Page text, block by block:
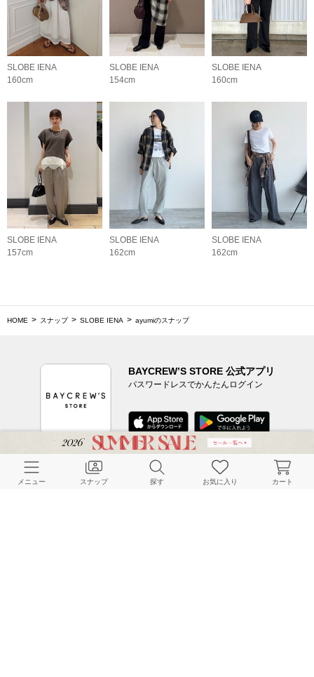
SLOBE IENA
160cm
SLOBE IENA
154cm
SLOBE IENA
160cm
SLOBE IENA
157cm
SLOBE IENA
162cm
SLOBE IENA
162cm
HOME スナップ SLOBE IENA ayumiのスナップ
BAYCREW’S STORE 公式アプリ
パスワードレスでかんたんログイン
CUSTOMER SERVICE
メニュー スナップ 探す お気に入り カート